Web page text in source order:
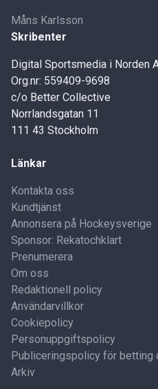
Måns Karlsson
Skribenter
Digital Sportsmedia i Norden
Org.nr: 559409-9698
c/o Better Collective
Norrlandsgatan 11
111 43 Stockholm
Länkar
Kontakta oss
Kundtjänst
Annonsera på Hockeysverige
Sponsor: Rekatochklart
Prenumerera
Om oss
Redaktionell policy
Användarvillkor
Cookiepolicy
Personuppgiftspolicy
Publiceringspolicy för betting
Arkiv